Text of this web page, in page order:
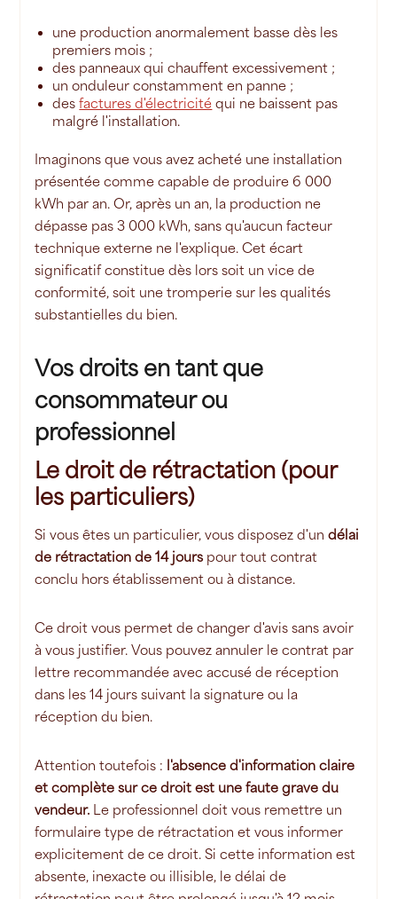
une production anormalement basse dès les
premiers mois ;
des panneaux qui chauffent excessivement ;
un onduleur constamment en panne ;
desfactures d'électricité qui ne baissent pas
malgré l'installation.
Imaginons que vous avez acheté une installation
présentée comme capable de produire 6 000
kWh par an. Or, après un an, la production ne
dépasse pas 3 000 kWh, sans qu'aucun facteur
technique externe ne l'explique. Cet écart
significatif constitue dès lors soit un vice de
conformité, soit une tromperie sur les qualités
substantielles du bien.
Vos droits en tant que
consommateur ou
professionnel
Le droit de rétractation (pour
les particuliers)
Si vous êtes un particulier, vous disposez d'undélai
de rétractation de 14 jours pour tout contrat
conclu hors établissement ou à distance.
Ce droit vous permet de changer d'avis sans avoir
à vous justifier. Vous pouvez annuler le contrat par
lettre recommandée avec accusé de réception
dans les 14 jours suivant la signature ou la
réception du bien.
Attention toutefois : l'absence d'information claire
et complète sur ce droit est une faute grave du
vendeur. Le professionnel doit vous remettre un
formulaire type de rétractation et vous informer
explicitement de ce droit. Si cette information est
absente, inexacte ou illisible, le délai de